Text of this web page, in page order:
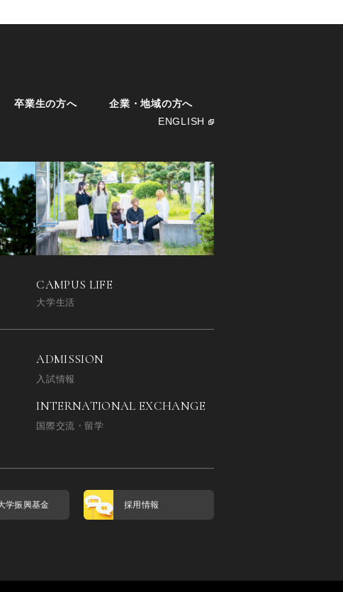
卒業生の方へ
企業・地域の方へ
ENGLISH
CAMPUS LIFE
大学生活
ADMISSION
入試情報
INTERNATIONAL EXCHANGE
国際交流・留学
学振興基金 採用情報